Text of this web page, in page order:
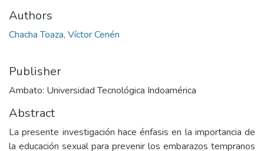
Authors
Chacha Toaza, Víctor Cenén
Publisher
Ambato: Universidad Tecnológica Indoamérica
Abstract
La presente investigación hace énfasis en la importancia de
la educación sexual para prevenir los embarazos tempranos